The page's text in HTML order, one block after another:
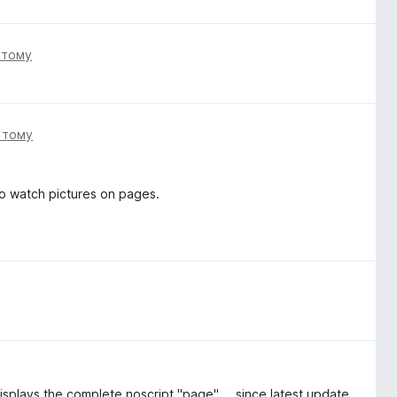
тому
тому
watch pictures on pages.
the complete noscript "page".... since latest update